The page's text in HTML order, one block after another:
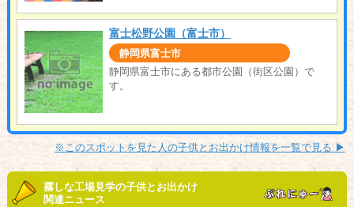
富士松野公園（富士市）
静岡県富士市
静岡県富士市にある都市公園（街区公園）で
す。
※このスポットを見た人の子供とお出かけ情報を一覧で見る ▶︎
霧しな工場見学の子供とお出かけ
関連ニュース